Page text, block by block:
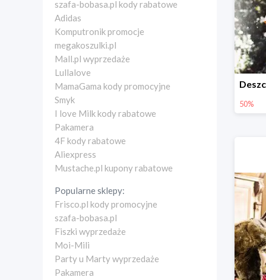
szafa-bobasa.pl kody rabatowe
Adidas
Komputronik promocje
megakoszulki.pl
Mall.pl wyprzedaże
Lullalove
MamaGama kody promocyjne
Smyk
I love Milk kody rabatowe
Pakamera
4F kody rabatowe
Aliexpress
Mustache.pl kupony rabatowe
Popularne sklepy:
Frisco.pl kody promocyjne
szafa-bobasa.pl
Fiszki wyprzedaże
Moi-Mili
Party u Marty wyprzedaże
Pakamera
50%